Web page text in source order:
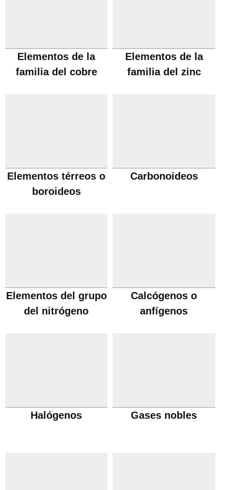
Elementos de la
familia del cobre
Elementos de la
familia del zinc
Elementos térreos o
boroideos
Carbonoideos
Elementos del grupo
del nitrógeno
Calcógenos o
anfígenos
Halógenos Gases nobles